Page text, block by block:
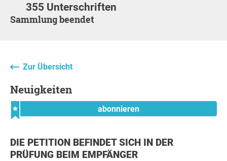
355 Unterschriften
Sammlung beendet
Zur Übersicht
Neuigkeiten
abonnieren
DIE PETITION BEFINDET SICH IN DER
PRÜFUNG BEIM EMPFÄNGER